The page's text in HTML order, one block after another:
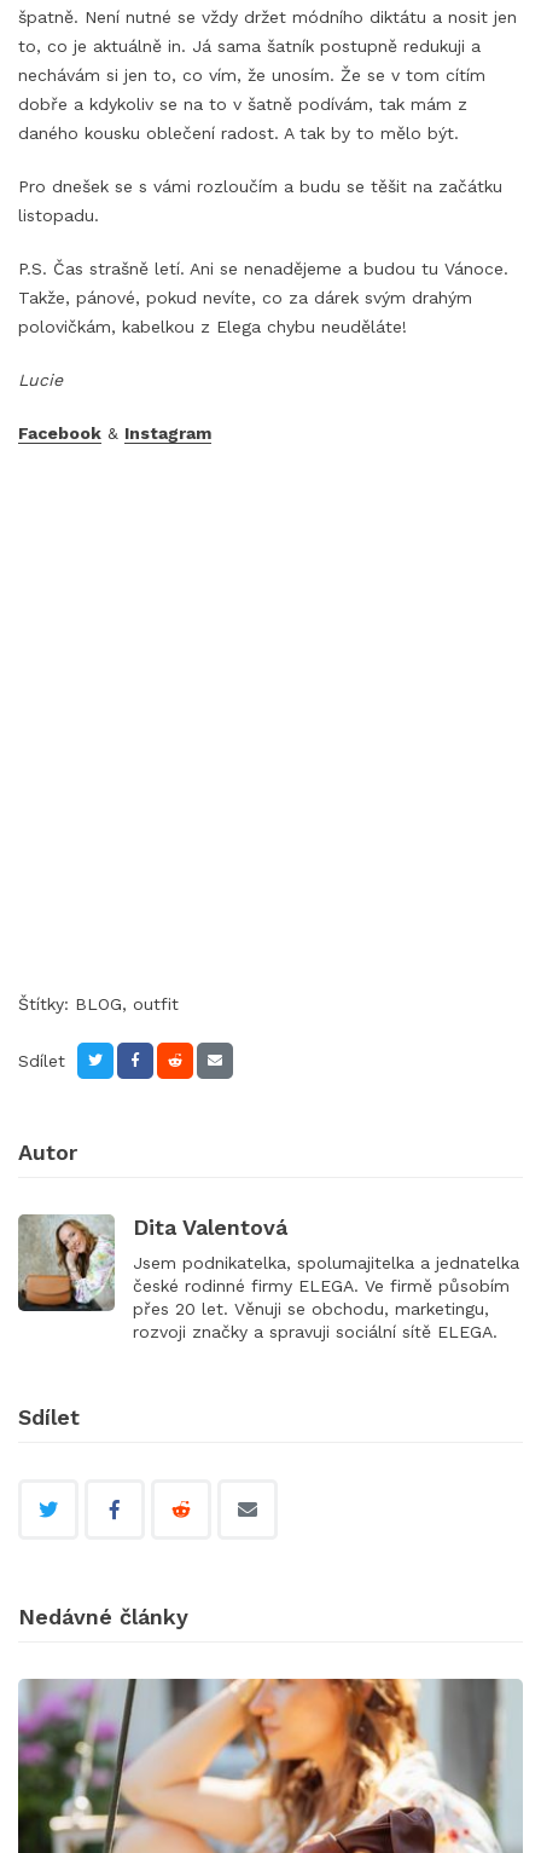
špatně. Není nutné se vždy držet módního diktátu a nosit jen
to, co je aktuálně in. Já sama šatník postupně redukuji a
nechávám si jen to, co vím, že unosím. Že se v tom cítím
dobře a kdykoliv se na to v šatně podívám, tak mám z
daného kousku oblečení radost. A tak by to mělo být.
Pro dnešek se s vámi rozloučím a budu se těšit na začátku
listopadu.
P.S. Čas strašně letí. Ani se nenadějeme a budou tu Vánoce.
Takže, pánové, pokud nevíte, co za dárek svým drahým
polovičkám, kabelkou z Elega chybu neuděláte!
Lucie
Facebook & Instagram
Štítky: BLOG, outfit
Sdílet
Autor
Dita Valentová
Jsem podnikatelka, spolumajitelka a jednatelka
české rodinné firmy ELEGA. Ve firmě působím
přes 20 let. Věnuji se obchodu, marketingu,
rozvoji značky a spravuji sociální sítě ELEGA.
Sdílet
Nedávné články